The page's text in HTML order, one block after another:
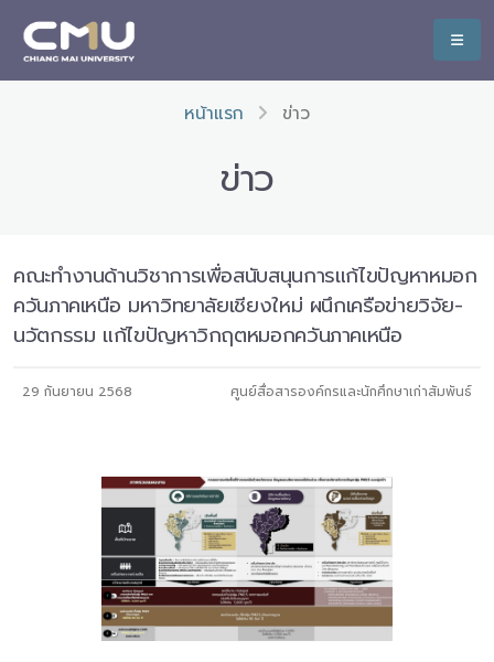
หน้าแรก ข่าว
ข่าว
คณะทำงานด้านวิชาการเพื่อสนับสนุนการแก้ไขปัญหาหมอก
ควันภาคเหนือ มหาวิทยาลัยเชียงใหม่ ผนึกเครือข่ายวิจัย-
นวัตกรรม แก้ไขปัญหาวิกฤตหมอกควันภาคเหนือ
29 กันยายน 2568 ศูนย์สื่อสารองค์กรและนักศึกษาเก่าสัมพันธ์